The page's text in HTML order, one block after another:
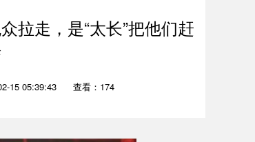
拉走，是“太长”把他们赶
15 05:39:43 查看：174